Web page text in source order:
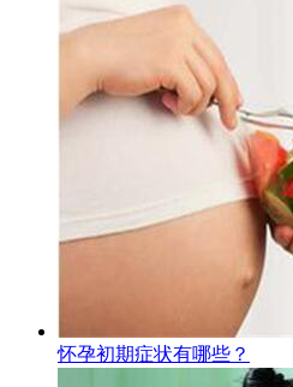
怀孕初期症状有哪些？